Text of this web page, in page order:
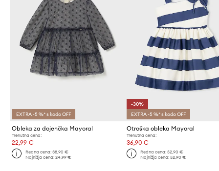
EXTRA -5 %* s kodo OFF
Obleka za dojenčka Mayoral
Trenutna cena:
22,99 €
Redna cena:38,90 €
Najnižja cena:24,99 €
-30%
EXTRA -5 %* s kodo OFF
Otroška obleka Mayoral
Trenutna cena:
36,90 €
Redna cena: 52,90 €
Najnižja cena: 52,90 €